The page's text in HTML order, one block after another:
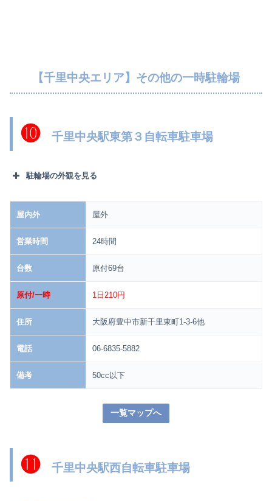
【千里中央エリア】その他の一時駐輪場
❿千里中央駅東第３自転車駐車場
駐輪場の外観を見る
屋内外 屋外
営業時間 24時間
台数 原付69台
原付/一時 1日210円
住所 大阪府豊中市新千里東町1-3-6他
電話 06-6835-5882
備考 50cc以下
一覧マップへ
⓫千里中央駅西自転車駐車場